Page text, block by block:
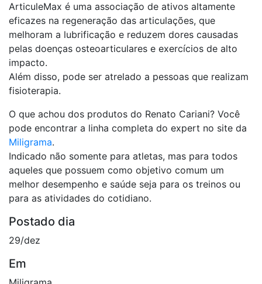
Postado dia
29/dez
Em
ArticuleMax é uma associação de ativos altamente
eficazes na regeneração das articulações, que
melhoram a lubrificação e reduzem dores causadas
pelas doenças osteoarticulares e exercícios de alto
impacto.
Além disso, pode ser atrelado a pessoas que realizam
fisioterapia.
O que achou dos produtos do Renato Cariani? Você
pode encontrar a linha completa do expert no site da
Miligrama.
Indicado não somente para atletas, mas para todos
aqueles que possuem como objetivo comum um
melhor desempenho e saúde seja para os treinos ou
para as atividades do cotidiano.